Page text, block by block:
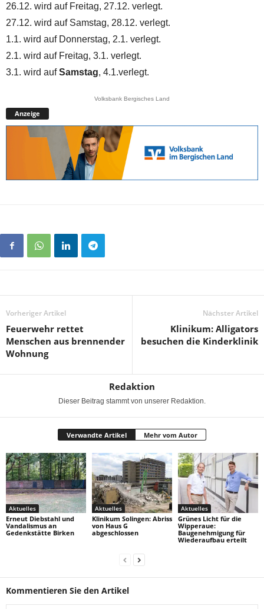
26.12. wird auf Freitag, 27.12. verlegt.
27.12. wird auf Samstag, 28.12. verlegt.
1.1. wird auf Donnerstag, 2.1. verlegt.
2.1. wird auf Freitag, 3.1. verlegt.
3.1. wird aufSamstag, 4.1.verlegt.
Volksbank Bergisches Land
Anzeige
Vorheriger Artikel
Feuerwehr rettet
Menschen aus brennender
Wohnung
Nächster Artikel
Klinikum: Alligators
besuchen die Kinderklinik
Redaktion
Dieser Beitrag stammt von unserer Redaktion.
Verwandte Artikel Mehr vom Autor
Aktuelles
Erneut Diebstahl und
Vandalismus an
Gedenkstätte Birken
Aktuelles
Klinikum Solingen: Abriss
von Haus G
abgeschlossen
Aktuelles
Grünes Licht für die
Wipperaue:
Baugenehmigung für
Wiederaufbau erteilt
Kommentieren Sie den Artikel